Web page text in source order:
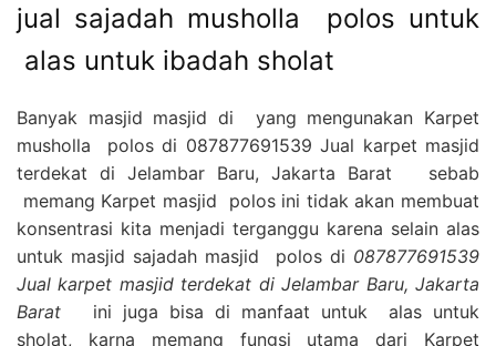
jual sajadah musholla polos untuk
alas untuk ibadah sholat
Banyak masjid masjid di yang mengunakan Karpet
musholla polos di 087877691539 Jual karpet masjid
terdekat di Jelambar Baru, Jakarta Barat sebab
memang Karpet masjid polos ini tidak akan membuat
konsentrasi kita menjadi terganggu karena selain alas
untuk masjid sajadah masjid polos di 087877691539
Jual karpet masjid terdekat di Jelambar Baru, Jakarta
Barat
ini juga bisa di manfaat untuk alas untuk
sholat, karna memang fungsi utama dari Karpet